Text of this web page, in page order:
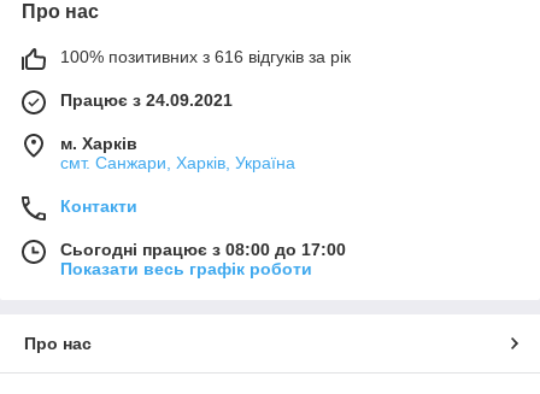
Про нас
100% позитивних з 616 відгуків за рік
Працює з 24.09.2021
м. Харків
смт. Санжари, Харків, Україна
Контакти
Сьогодні працює з 08:00 до 17:00
Показати весь графік роботи
Про нас